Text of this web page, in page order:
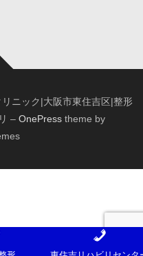
ニック|大阪市東住吉区|整形
– OnePress theme by